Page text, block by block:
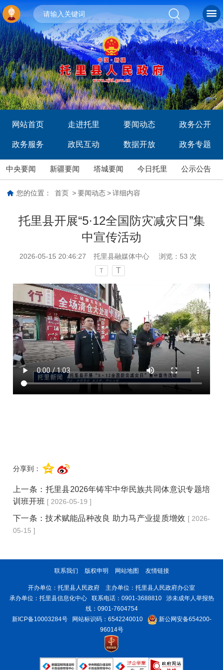
网站首页 走进托里 要闻动态 政务公开
政务服务 政民互动 数据开放 政务专题
中央要闻 新疆要闻 塔城要闻 今日托里 公示公告
您的位置： 首页 > 要闻动态 > 详细内容
托里县开展“5·12全国防灾减灾日”集
中宣传活动
2026-05-15 20:46:27 托里县融媒体中心 浏览： 53 次
T T
分享到：
上一条： 托里县2026年铸牢中华民族共同体意识专题培
训班开班 [ 2026-05-19 ]
下一条：技术赋能品种改良 助力马产业提质增效 [ 2026-
05-15 ]
联系我们 版权申明 网站地图 友情链接
开办单位：托里县人民政府 主办单位：托里县人民政府办公室
承办单位：托里县信息化中心 联系电话：0901-3688810 涉未成年人举报热
线：0901-7604754
新ICP备10003284号网站标识码：6542240010
新公网安备654200-
96014号